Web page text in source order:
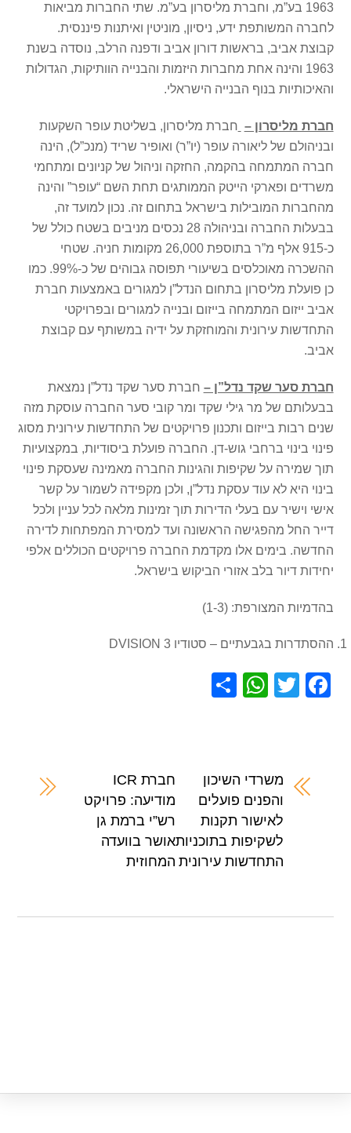
1963 בע”מ, וחברת מליסרון בע”מ. שתי החברות מביאות
לחברה המשותפת ידע, ניסיון, מוניטין ואיתנות פיננסית.
קבוצת אביב, בראשות דורון אביב ודפנה הרלב, נוסדה בשנת
1963 והינה אחת מחברות היזמות והבנייה הוותיקות, הגדולות
והאיכותיות בנוף הבנייה הישראלי.
חברת מליסרון – חברת מליסרון, בשליטת עופר השקעות
ובניהולם של ליאורה עופר (יו”ר) ואופיר שריד (מנכ”ל), הינה
חברה המתמחה בהקמה, החזקה וניהול של קניונים ומתחמי
משרדים ופארקי הייטק הממותגים תחת השם “עופר” והינה
מהחברות המובילות בישראל בתחום זה. נכון למועד זה,
בבעלות החברה ובניהולה 28 נכסים מניבים בשטח כולל של
כ-915 אלף מ”ר בתוספת 26,000 מקומות חניה. שטחי
ההשכרה מאוכלסים בשיעורי תפוסה גבוהים של כ-99%. כמו
כן פועלת מליסרון בתחום הנדל”ן למגורים באמצעות חברת
אביב ייזום המתמחה בייזום ובנייה למגורים ובפרויקטי
התחדשות עירונית והמוחזקת על ידיה במשותף עם קבוצת
אביב.
חברת סער שקד נדל”ן – חברת סער שקד נדל”ן נמצאת
בבעלותם של מר גילי שקד ומר קובי סער החברה עוסקת מזה
שנים רבות בייזום ותכנון פרויקטים של התחדשות עירונית מסוג
פינוי בינוי ברחבי גוש-דן. החברה פועלת ביסודיות, במקצועיות
תוך שמירה על שקיפות והגינות החברה מאמינה שעסקת פינוי
בינוי היא לא עוד עסקת נדל”ן, ולכן מקפידה לשמור על קשר
אישי וישיר עם בעלי הדירות תוך זמינות מלאה לכל עניין ולכל
דייר החל מהפגישה הראשונה ועד למסירת המפתחות לדירה
החדשה. בימים אלו מקדמת החברה פרויקטים הכוללים אלפי
יחידות דיור בלב אזורי הביקוש בישראל.
בהדמיות המצורפת: (1-3)
ההסתדרות בגבעתיים – סטודיו 3 DVISION
F
b
T
W
A
p
p
משרדי השיכון
והפנים פועלים
לאישור תקנות
לשקיפות בתוכניות
התחדשות עירונית
חברת ICR
מודיעה: פרויקט
רש”י ברמת גן
אושר בוועדה
המחוזית